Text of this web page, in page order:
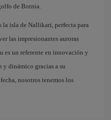
de Botnia.
la isla de Nallikari, perfecta para
las impresionantes auroras
es un referente en innovación y
dinámico gracias a su
nosotros tenemos los